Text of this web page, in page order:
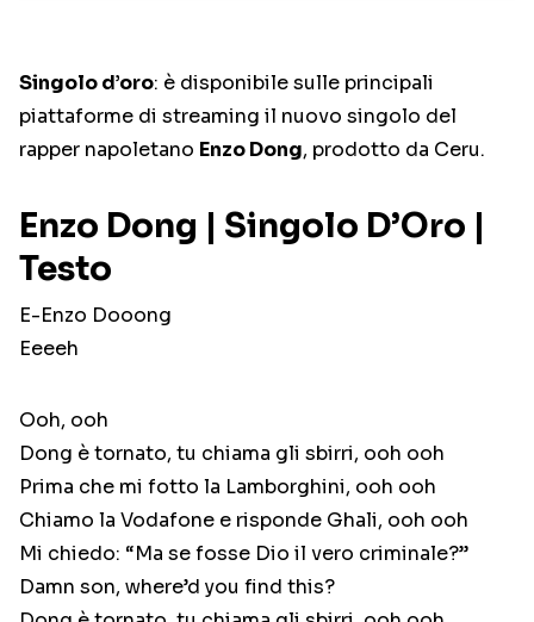
Singolo d’oro: è disponibile sulle principali
piattaforme di streaming il nuovo singolo del
rapper napoletano Enzo Dong, prodotto da Ceru.
Enzo Dong | Singolo D’Oro |
Testo
E-Enzo Dooong
Eeeeh
Ooh, ooh
Dong è tornato, tu chiama gli sbirri, ooh ooh
Prima che mi fotto la Lamborghini, ooh ooh
Chiamo la Vodafone e risponde Ghali, ooh ooh
Mi chiedo: “Ma se fosse Dio il vero criminale?”
Damn son, where’d you find this?